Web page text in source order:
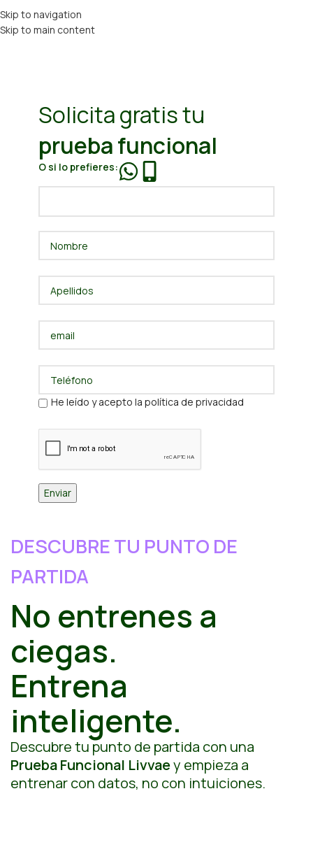
Skip to navigation
Skip to main content
Solicita gratis tu
prueba funcional
O si lo prefieres:
He leído y acepto la política de privacidad
DESCUBRE TU PUNTO DE
PARTIDA
No entrenes a
ciegas.
Entrena
inteligente.
Descubre tu punto de partida con una
Prueba Funcional Livvaey empieza a
entrenar con datos, no con intuiciones.